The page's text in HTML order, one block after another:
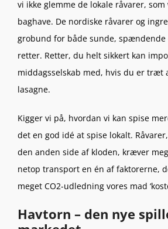
vi ikke glemme de lokale råvarer, som
baghave. De nordiske råvarer og
grobund for både sunde, spændende
retter. Retter, du helt sikkert kan
middagsselskab med, hvis du er træt
lasagne.
Kigger vi på, hvordan vi kan spise
det en god idé at spise lokalt.
den anden side af kloden, kræver
netop transport en én af faktorerne,
meget CO2-udledning vores mad
Havtorn – den nye